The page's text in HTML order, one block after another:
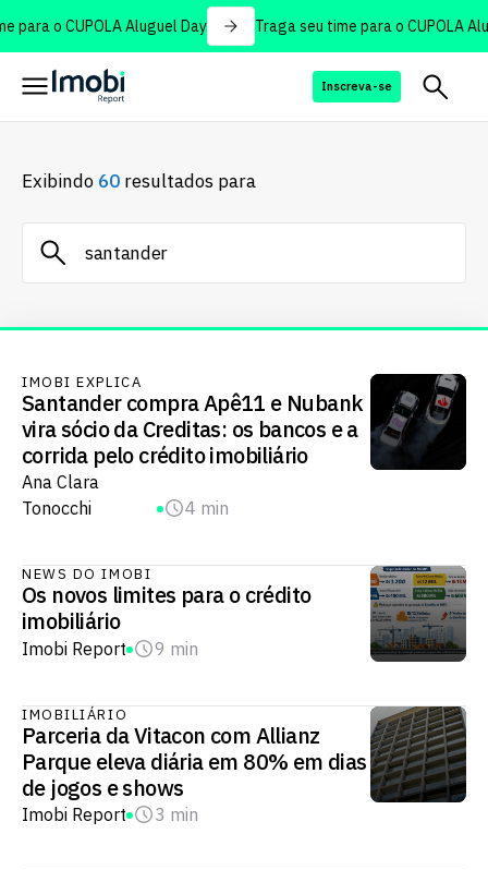
o CUPOLA Aluguel Day Traga seu time para o CUPOLA
Inscreva-se
Exibindo 60 resultados para
IMOBI EXPLICA
Santander compra Apê11 e Nubank
vira sócio da Creditas: os bancos e a
corrida pelo crédito imobiliário
Ana Clara
Tonocchi
4 min
NEWS DO IMOBI
Os novos limites para o crédito
imobiliário​
Imobi Report 9 min
IMOBILIÁRIO
Parceria da Vitacon com Allianz
Parque eleva diária em 80% em dias
de jogos e shows
Imobi Report 3 min